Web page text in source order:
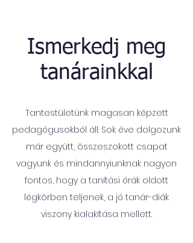
Ismerkedj meg
tanárainkkal
Tantestületünk magasan képzett
pedagógusokból áll. Sok éve dolgozunk
már együtt, összeszokott csapat
vagyunk és mindannyiunknak nagyon
fontos, hogy a tanítási órák oldott
légkörben teljenek, a jó tanár-diák
viszony kialakítása mellett.